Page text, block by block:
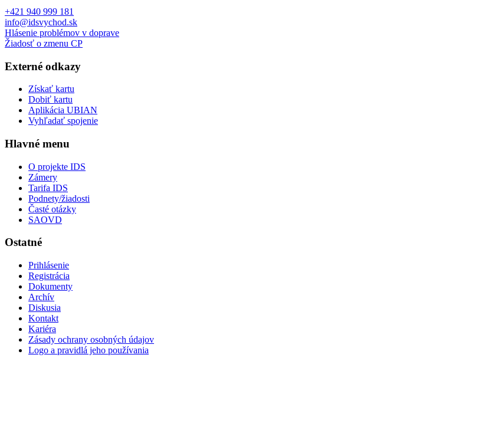
+421 940 999 181
info@idsvychod.sk
Hlásenie problémov v doprave
Žiadosť o zmenu CP
Externé odkazy
Získať kartu
Dobiť kartu
Aplikácia UBIAN
Vyhľadať spojenie
Hlavné menu
O projekte IDS
Zámery
Tarifa IDS
Podnety/žiadosti
Časté otázky
SAOVD
Ostatné
Prihlásenie
Registrácia
Dokumenty
Archív
Diskusia
Kontakt
Kariéra
Zásady ochrany osobných údajov
Logo a pravidlá jeho používania